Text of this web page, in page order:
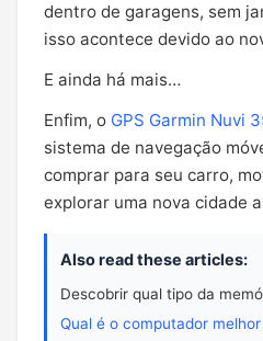
dentro de garagens, sem
isso acontece devido ao
E ainda há mais…
Enfim, o GPS Garmin Nuvi
sistema de navegação
comprar para seu carro,
explorar uma nova cidade
Also read these articles:
Descobrir qual tipo da
Qual é o computador